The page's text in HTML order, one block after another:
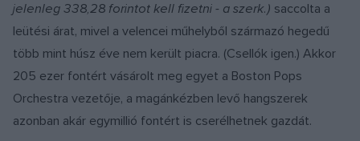
jelenleg 338,28 forintot kell fizetni - a szerk.) saccolta a
leütési árat, mivel a velencei műhelyből származó hegedű
több mint húsz éve nem került piacra. (Csellók igen.) Akkor
205 ezer fontért vásárolt meg egyet a Boston Pops
Orchestra vezetője, a magánkézben levő hangszerek
azonban akár egymillió fontért is cserélhetnek gazdát.